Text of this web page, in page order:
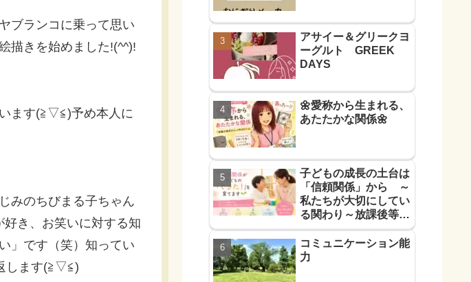
ブランコに乗って思い
描きを始めました!(^^)!
ます(≧▽≦)予め本人に
みのちびまる子ちゃん
好き、お笑いに対する知
」です（笑）知ってい
します(≧▽≦)
アサイー＆グリークヨ
ーグルト GREEK
DAYS
🌼愛称から生まれる、
あたたかな関係🌼
子どもの成長の土台は
「信頼関係」から ～
私たちが大切にしてい
る関わり～放課後等デ
イサービス
コミュニケーション能
力